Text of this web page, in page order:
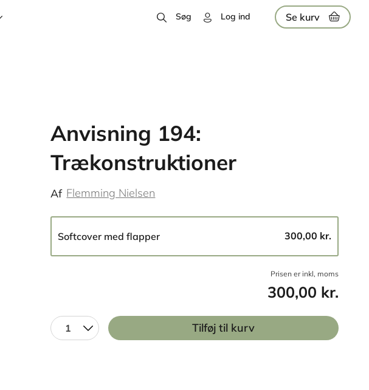
Søg Log ind Se kurv
Anvisning 194:
Trækonstruktioner
Af Flemming Nielsen
Softcover med flapper 300,00 kr.
Prisen er inkl, moms
300,00 kr.
1 Tilføj til kurv